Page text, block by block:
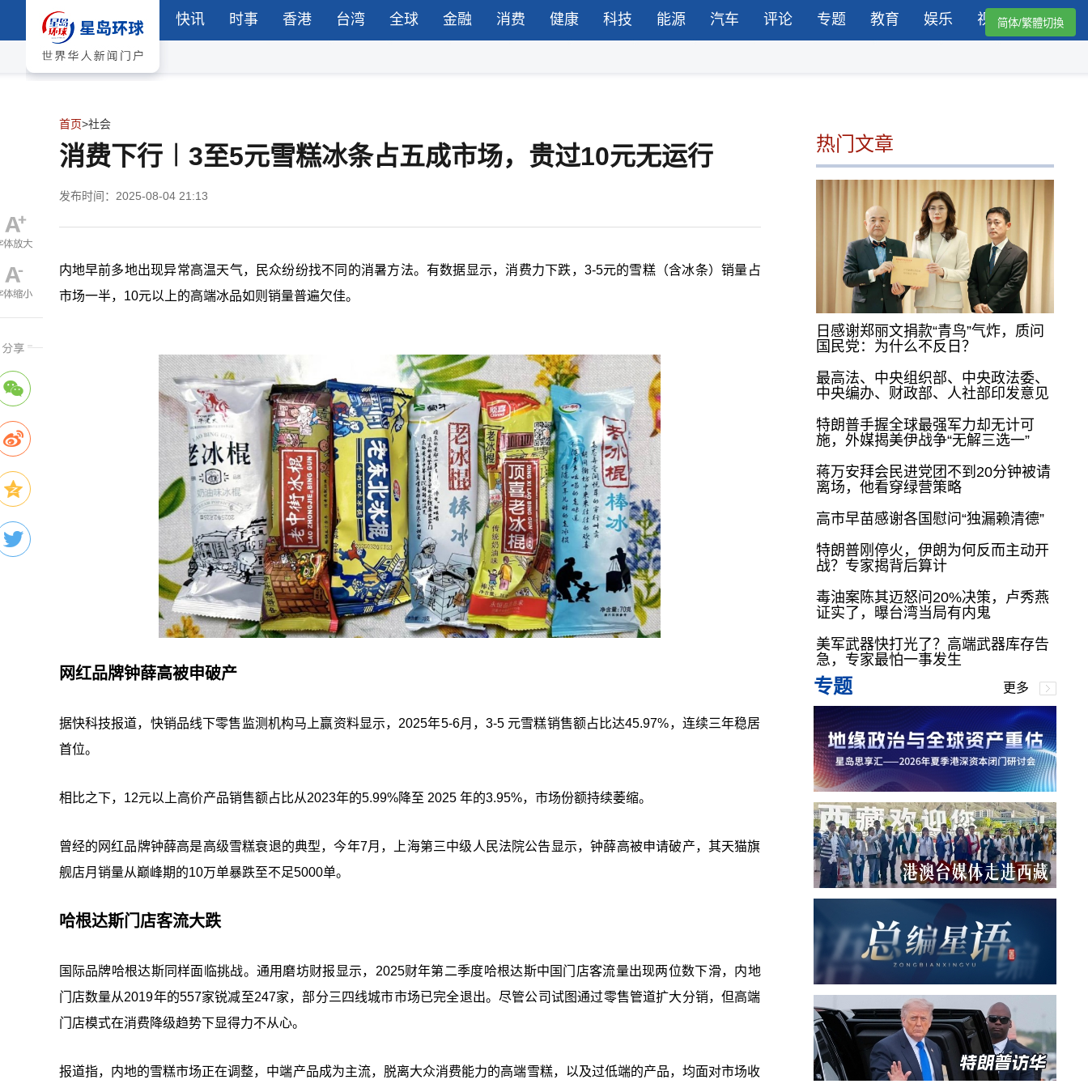
快讯 时事 香港 台湾 全球 金融 消费 健康 科技 能源 汽车 评论 专题 教育 娱乐 视频简体/繁體切換
首页>社会
消费下行︱3至5元雪糕冰条占五成市场，贵过10元无运行
发布时间：2025-08-04 21:13
内地早前多地出现异常高温天气，民众纷纷找不同的消暑方法。有数据显示，消费力下跌， 3-5元的雪糕（含冰条）销量占
市场一半， 10元以上的高端冰品如则销量普遍欠佳。
网红品牌钟薛高被申破产
据快科技报道，快销品线下零售监测机构马上赢资料显示，2025年5-6月，3-5 元雪糕销售额占比达45.97%，连续三年稳居
首位。
相比之下，12元以上高价产品销售额占比从2023年的5.99%降至 2025 年的3.95%，市场份额持续萎缩。
曾经的网红品牌钟薛高是高级雪糕衰退的典型，今年7月，上海第三中级人民法院公告显示，钟薛高被申请破产，其天猫旗
舰店月销量从巅峰期的10万单暴跌至不足5000单。
哈根达斯门店客流大跌
国际品牌哈根达斯同样面临挑战。通用磨坊财报显示，2025财年第二季度哈根达斯中国门店客流量出现两位数下滑，内地
门店数量从2019年的557家锐减至247家，部分三四线城市市场已完全退出。尽管公司试图通过零售管道扩大分销，但高端
门店模式在消费降级趋势下显得力不从心。
报道指，内地的雪糕市场正在调整，中端产品成为主流，脱离大众消费能力的高端雪糕，以及过低端的产品，均面对市场收
热门文章
日感谢郑丽文捐款“青鸟”气炸，质问
国民党：为什么不反日？
最高法、中央组织部、中央政法委、
中央编办、财政部、人社部印发意见
特朗普手握全球最强军力却无计可
施，外媒揭美伊战争“无解三选一”
蒋万安拜会民进党团不到20分钟被请
离场，他看穿绿营策略
高市早苗感谢各国慰问“独漏赖清德”
特朗普刚停火，伊朗为何反而主动开
战？专家揭背后算计
毒油案陈其迈怒问20%决策，卢秀燕
证实了，曝台湾当局有内鬼
美军武器快打光了？高端武器库存告
急，专家最怕一事发生
专题 更多